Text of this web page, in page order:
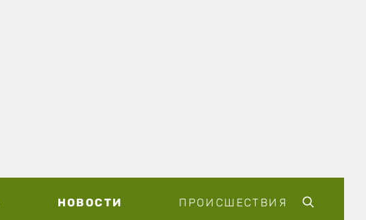
НОВОСТИ ПРОИСШЕСТВИЯ